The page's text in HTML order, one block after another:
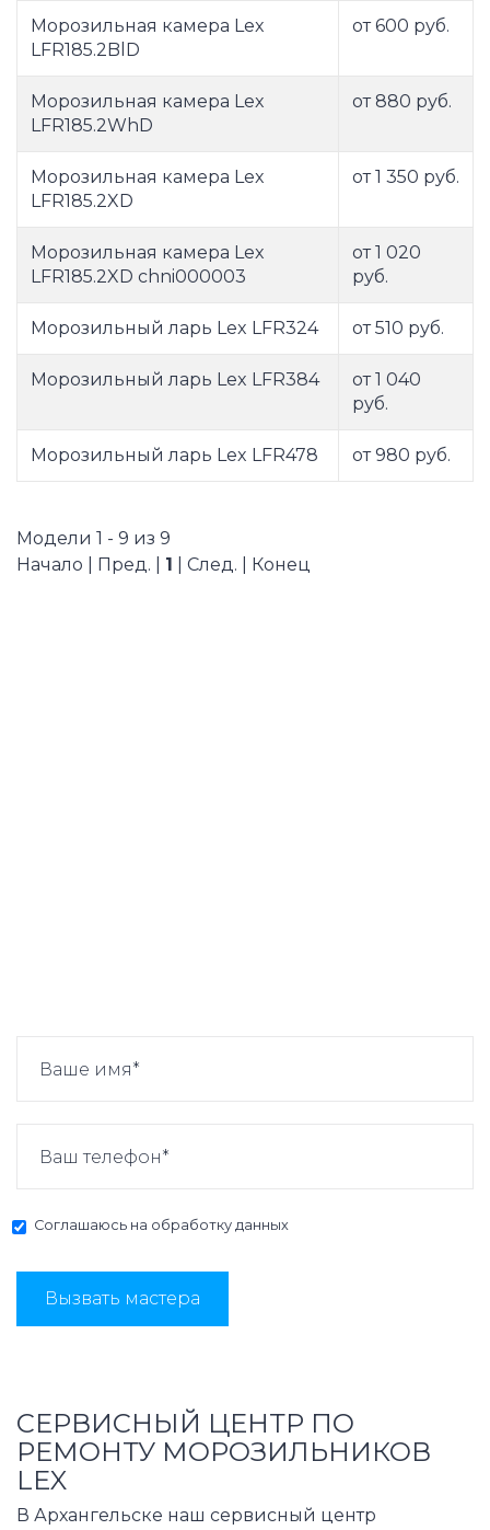
Морозильная камера Lex
LFR185.2BlD
от 600 руб.
Морозильная камера Lex
LFR185.2WhD
от 880 руб.
Морозильная камера Lex
LFR185.2XD
от 1 350 руб.
Морозильная камера Lex
LFR185.2XD chni000003
от 1 020
руб.
Морозильный ларь Lex LFR324 от 510 руб.
Морозильный ларь Lex LFR384
от 1 040
руб.
Морозильный ларь Lex LFR478 от 980 руб.
Модели 1 - 9 из 9
Начало | Пред. | 1 | След. | Конец
Соглашаюсь на обработку данных
Вызвать мастера
СЕРВИСНЫЙ ЦЕНТР ПО
РЕМОНТУ МОРОЗИЛЬНИКОВ
LEX
В Архангельске наш сервисный центр